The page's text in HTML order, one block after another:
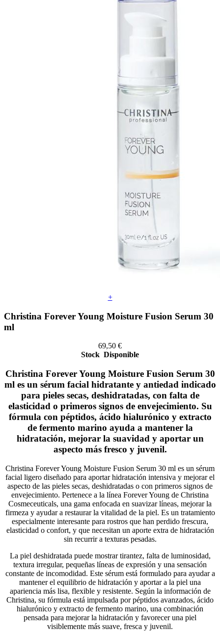
+
Christina Forever Young Moisture Fusion Serum 30
ml
69,50 €
Stock Disponible
Christina Forever Young Moisture Fusion Serum 30
ml es un sérum facial hidratante y antiedad indicado
para pieles secas, deshidratadas, con falta de
elasticidad o primeros signos de envejecimiento. Su
fórmula con péptidos, ácido hialurónico y extracto
de fermento marino ayuda a mantener la
hidratación, mejorar la suavidad y aportar un
aspecto más fresco y juvenil.
Christina Forever Young Moisture Fusion Serum 30 ml es un sérum
facial ligero diseñado para aportar hidratación intensiva y mejorar el
aspecto de las pieles secas, deshidratadas o con primeros signos de
envejecimiento. Pertenece a la línea Forever Young de Christina
Cosmeceuticals, una gama enfocada en suavizar líneas, mejorar la
firmeza y ayudar a restaurar la vitalidad de la piel. Es un tratamiento
especialmente interesante para rostros que han perdido frescura,
elasticidad o confort, y que necesitan un aporte extra de hidratación
sin recurrir a texturas pesadas.
La piel deshidratada puede mostrar tirantez, falta de luminosidad,
textura irregular, pequeñas líneas de expresión y una sensación
constante de incomodidad. Este sérum está formulado para ayudar a
mantener el equilibrio de hidratación y aportar a la piel una
apariencia más lisa, flexible y resistente. Según la información de
Christina, su fórmula está impulsada por péptidos avanzados, ácido
hialurónico y extracto de fermento marino, una combinación
pensada para mejorar la hidratación y favorecer una piel
visiblemente más suave, fresca y juvenil.